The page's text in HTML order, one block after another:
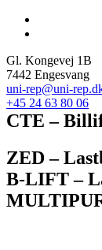
Gl. Kongevej 1B
7442 Engesvang
uni-rep@uni-
+45 24 63 80 06
CTE –
ZED –
B-LIFT –